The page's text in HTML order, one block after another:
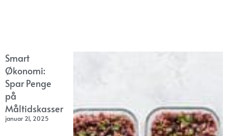
Smart
Økonomi:
Spar Penge
på
Måltidskasser
januar 21, 2025